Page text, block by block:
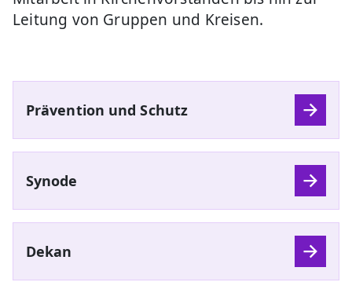
Leitung von Gruppen und Kreisen.
Prävention und Schutz
Synode
Dekan